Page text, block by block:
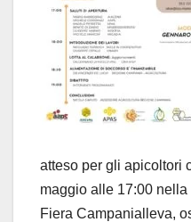
atteso per gli apicoltori
maggio alle 17:00
Fiera Campanialleva,